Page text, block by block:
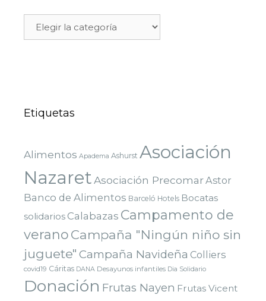
Etiquetas
Alimentos Apadema Ashurst Asociación
NazaretAsociación PrecomarAstor
Banco de Alimentos Barceló Hotels Bocatas
solidarios Calabazas Campamento de
verano Campaña "Ningún niño sin
juguete" Campaña Navideña Colliers
covid19 Cáritas DANA Desayunos infantiles Dia Solidario
Donación Frutas Nayen Frutas Vicent